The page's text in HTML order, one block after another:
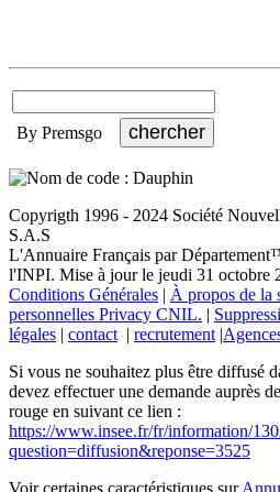
By Premsgo
Copyrigth 1996 - 2024 Société
S.A.S
L'Annuaire Français par
l'INPI. Mise à jour le jeudi 31 octobre
Conditions Générales | À propos de la
personnelles Privacy CNIL. |
légales | contact | recrutement |
Si vous ne souhaitez plus être diffusé
devez effectuer une demande auprès
rouge en suivant ce lien :
https://www.insee.fr/fr/information/
question=diffusion&reponse=3525
Voir certaines caractéristiques sur